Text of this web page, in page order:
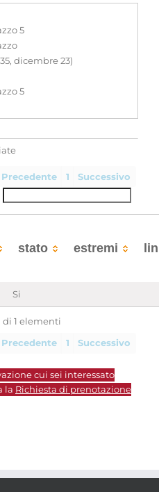
5
dicembre 23)
5
Precedente 1 Successivo
stato estremi
Si
di 1 elementi
Precedente 1 Successivo
cui sei interessato
la Richiesta di prenotazione